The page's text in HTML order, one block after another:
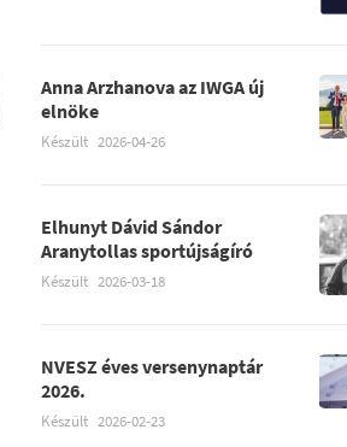
Anna Arzhanova az IWGA új
elnöke
Készült 2026-04-26
Elhunyt Dávid Sándor
Aranytollas sportújságíró
Készült 2026-03-18
NVESZ éves versenynaptár
2026.
Készült 2026-02-23